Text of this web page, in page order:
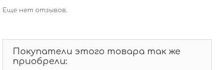
Еще нет отзывов.
Покупатели этого товара так же
приобрели: